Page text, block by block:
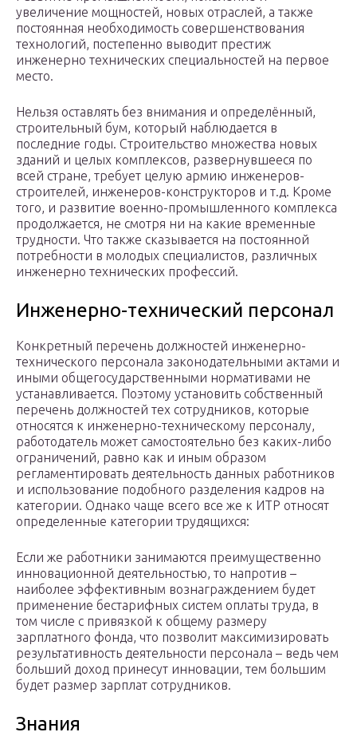
увеличение мощностей, новых отраслей, а также
постоянная необходимость совершенствования
технологий, постепенно выводит престиж
инженерно технических специальностей на первое
место.
Нельзя оставлять без внимания и определённый,
строительный бум, который наблюдается в
последние годы. Строительство множества новых
зданий и целых комплексов, развернувшееся по
всей стране, требует целую армию инженеров-
строителей, инженеров-конструкторов и т.д. Кроме
того, и развитие военно-промышленного комплекса
продолжается, не смотря ни на какие временные
трудности. Что также сказывается на постоянной
потребности в молодых специалистов, различных
инженерно технических профессий.
Инженерно-технический персонал
Конкретный перечень должностей инженерно-
технического персонала законодательными актами и
иными общегосударственными нормативами не
устанавливается. Поэтому установить собственный
перечень должностей тех сотрудников, которые
относятся к инженерно-техническому персоналу,
работодатель может самостоятельно без каких-либо
ограничений, равно как и иным образом
регламентировать деятельность данных работников
и использование подобного разделения кадров на
категории. Однако чаще всего все же к ИТР относят
определенные категории трудящихся:
Если же работники занимаются преимущественно
инновационной деятельностью, то напротив –
наиболее эффективным вознаграждением будет
применение бестарифных систем оплаты труда, в
том числе с привязкой к общему размеру
зарплатного фонда, что позволит максимизировать
результативность деятельности персонала – ведь чем
больший доход принесут инновации, тем большим
будет размер зарплат сотрудников.
Знания